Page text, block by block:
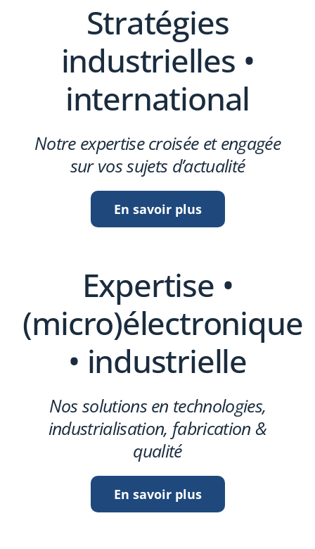
Stratégies
industrielles •
international
Notre expertise croisée et engagée
sur vos sujets d’actualité
En savoir plus
Expertise •
(micro)électronique
• industrielle
Nos solutions en technologies,
industrialisation, fabrication &
qualité
En savoir plus